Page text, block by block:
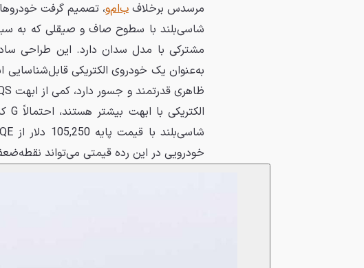
مرسدس برخلافب‌ام‌و
شاسی‌بلند با سطوح صاف و صیقلی که به
مشترکی با مدل سدان دارد. این طراحی
خودرویی در این رده قیمتی می‌تواند